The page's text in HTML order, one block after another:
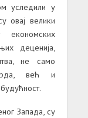
уследили у
овај велики
економских
деценија,
не само
већ и
Запада, су